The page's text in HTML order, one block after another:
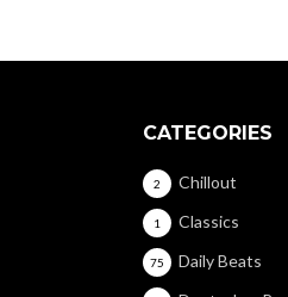
CATEGORIES
Chillout
2
Classics
1
Daily Beats
75